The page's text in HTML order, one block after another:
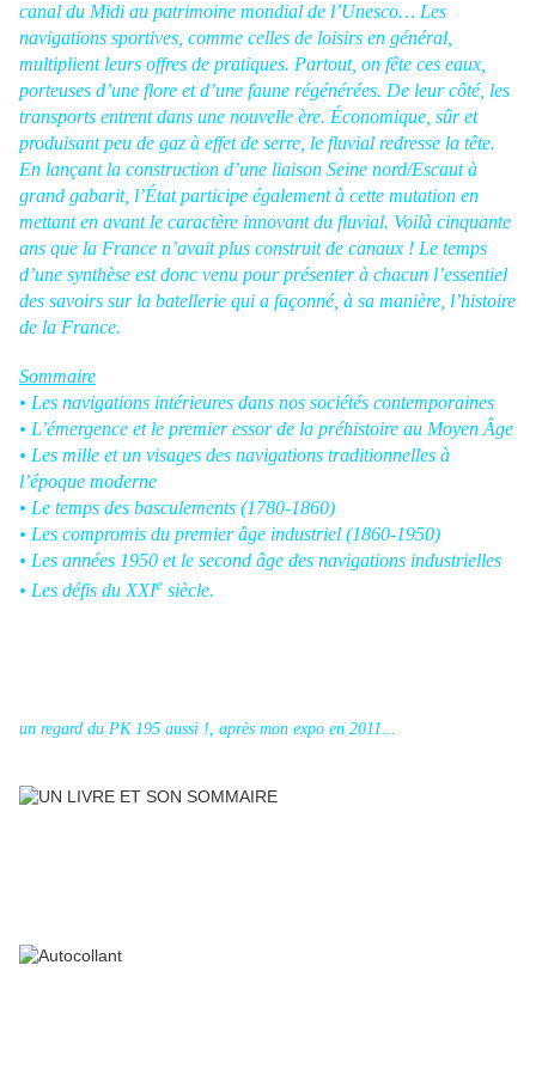
canal du Midi au patrimoine mondial de l’Unesco… Les
navigations sportives, comme celles de loisirs en général,
multiplient leurs offres de pratiques. Partout, on fête ces eaux,
porteuses d’une flore et d’une faune régénérées. De leur côté, les
transports entrent dans une nouvelle ère. Économique, sûr et
produisant peu de gaz à effet de serre, le fluvial redresse la tête.
En lançant la construction d’une liaison Seine nord/Escaut à
grand gabarit, l’État participe également à cette mutation en
mettant en avant le caractère innovant du fluvial. Voilà cinquante
ans que la France n’avait plus construit de canaux ! Le temps
d’une synthèse est donc venu pour présenter à chacun l’essentiel
des savoirs sur la batellerie qui a façonné, à sa manière, l’histoire
de la France.
Sommaire
• Les navigations intérieures dans nos sociétés contemporaines
• L’émergence et le premier essor de la préhistoire au Moyen Âge
• Les mille et un visages des navigations traditionnelles à
l’époque moderne
• Le temps des basculements (1780-1860)
• Les compromis du premier âge industriel (1860-1950)
• Les années 1950 et le second âge des navigations industrielles
• Les défis du XXIe siècle.
un regard du PK 195 aussi !, après mon expo en 2011...